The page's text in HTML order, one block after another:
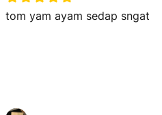
tom yam ayam sedap sngat